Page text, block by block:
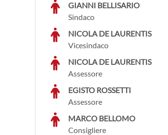
GIANNI BELLISARIO
Sindaco
NICOLA DE LAURENTIS
Vicesindaco
NICOLA DE LAURENTIS
Assessore
EGISTO ROSSETTI
Assessore
MARCO BELLOMO
Consigliere